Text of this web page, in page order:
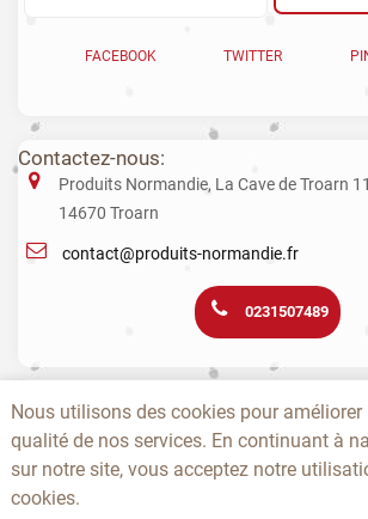
FACEBOOK TWITTER
Contactez-nous:
Produits Normandie, La Cave de Troarn
14670 Troarn
contact@produits-normandie.fr
0231507489
Nous utilisons des cookies pour améliorer
qualité de nos services. En continuant à
sur notre site, vous acceptez notre
cookies.
pour la santé. La consommation de boissons
grossesse, même en faible quantité, peut avoir des
graves sur la santé de l’enfant.
A PROPOS -